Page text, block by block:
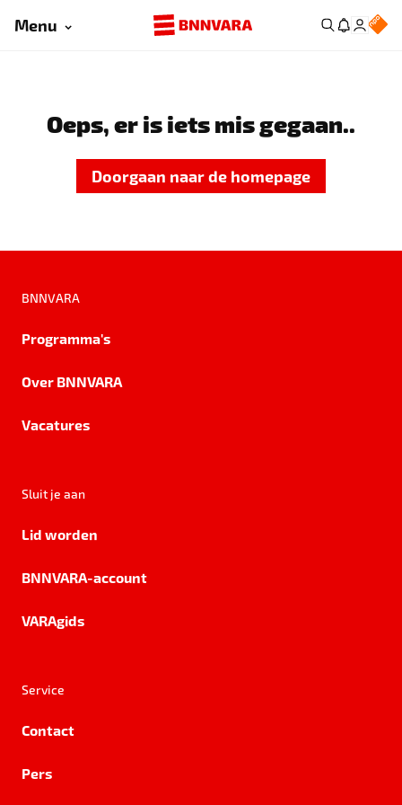
Menu
Oeps, er is iets mis gegaan..
Doorgaan naar de homepage
BNNVARA
Programma's
Over BNNVARA
Vacatures
Sluit je aan
Lid worden
BNNVARA-account
VARAgids
Service
Contact
Pers